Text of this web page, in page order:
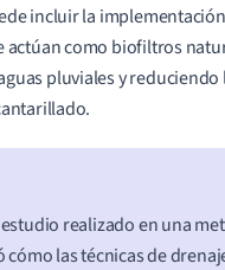
incluir la
actúan como biofiltros
pluviales y reduciendo
realizado en una
cómo las técnicas de